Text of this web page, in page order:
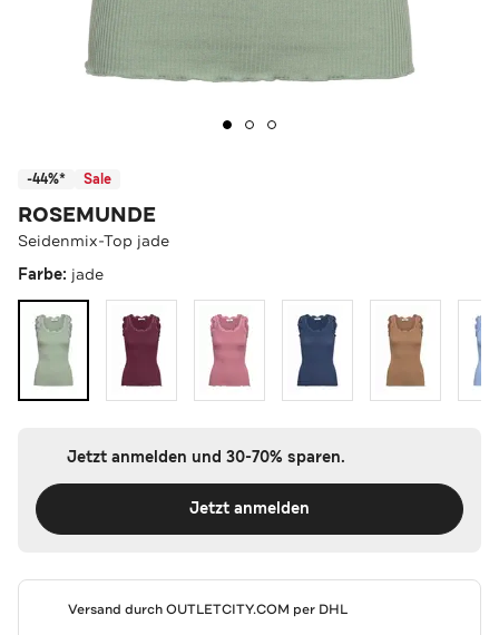
-44%* Sale
ROSEMUNDE
Seidenmix-Top jade
Farbe: jade
Jetzt anmelden und 30-70% sparen.
Jetzt anmelden
Versand durchOUTLETCITY.COM per DHL